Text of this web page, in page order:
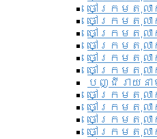
ចៅក្រមតុលា
ចៅក្រមតុល
ចៅក្រមតុល
ចៅក្រមតុល
ចៅក្រមតុលា
ចៅក្រមតុល
បញ្ជីរាយន
ចៅក្រមតុលា
ចៅក្រមតុលា
ចៅក្រមតុលា
ចៅក្រមតុលា